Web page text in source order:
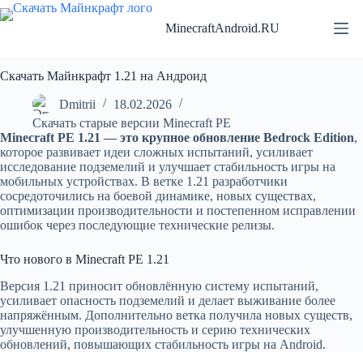
Перейти
к
MinecraftAndroid.RU
Скачать Майнкрафт 1.21 на Андроид
Dmitrii
18.02.2026
Скачать старые версии Minecraft PE
Minecraft PE 1.21 — это крупное обновление Bedrock Edition,
которое развивает идеи сложных испытаний, усиливает
исследование подземелий и улучшает стабильность игры на
мобильных устройствах. В ветке 1.21 разработчики
сосредоточились на боевой динамике, новых существах,
оптимизации производительности и постепенном исправлении
ошибок через последующие технические релизы.
Что нового в Minecraft PE 1.21
Версия 1.21 приносит обновлённую систему испытаний,
усиливает опасность подземелий и делает выживание более
напряжённым. Дополнительно ветка получила новых существ,
улучшенную производительность и серию технических
обновлений, повышающих стабильность игры на Android.